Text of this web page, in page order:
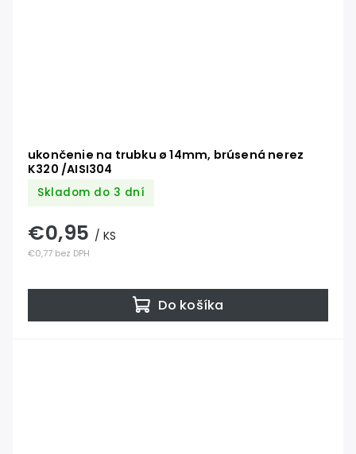
ukončenie na trubku ø 14mm, brúsená nerez
K320 /AISI304
Skladom do 3 dní
€0,77 bez DPH
€0,95 / KS
Do košíka